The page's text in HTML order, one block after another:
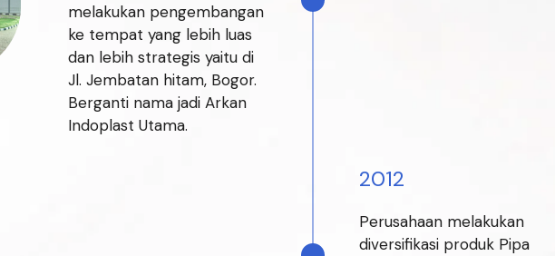
melakukan pengembangan
ke tempat yang lebih luas
dan lebih strategis yaitu di
Jl. Jembatan hitam, Bogor.
Berganti nama jadi Arkan
Indoplast Utama.
2012
Perusahaan melakukan
diversifikasi produk Pipa